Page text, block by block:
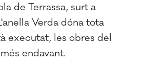
de Terrassa, surt a
Verda dóna tota
executat, les obres del
endavant.